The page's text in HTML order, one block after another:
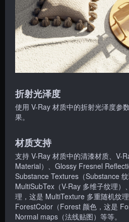
折射光泽度
使用 V-Ray 材质中的折射光泽度参
果。
材质支持
支持 V-Ray 材质中的清漆材质、V-
Material）、Glossy Fresnel
Substance Textures（Substance
MultiSubTex（V-Ray 多维子纹理）
理，这是 MultiTexture 多重随机纹理
ForestColor（Forest 颜色，这是
Normal maps（法线贴图）等等。